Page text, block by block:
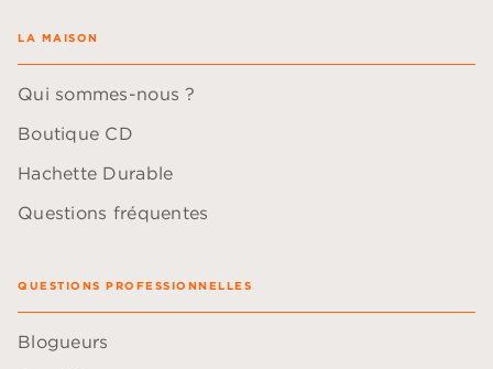
LA MAISON
Qui sommes-nous ?
Boutique CD
Hachette Durable
Questions fréquentes
QUESTIONS PROFESSIONNELLES
Blogueurs